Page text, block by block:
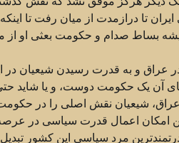
بساط صدام و حکومت بعثی او از
و به قدرت رسیدن شیعیان در
آن یک حکومت دوست، و یا شاید
عراق، شیعیان نقش اصلی را در
امکان اعمال قدرت سیاسی در
مرد سیاسی این کشور